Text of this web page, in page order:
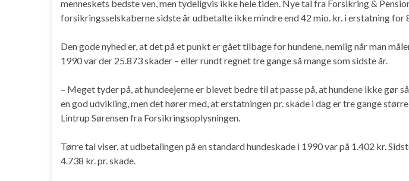
menneskets bedste ven, men tydeligvis ikke hele tiden. Nye tal fra Forsikring &
forsikringsselskaberne sidste år udbetalte ikke mindre end 42 mio. kr. i erstatning for
Den gode nyhed er, at det på et punkt er gået tilbage for hundene, nemlig når man
1990 var der 25.873 skader – eller rundt regnet tre gange så mange som sidste år.
– Meget tyder på, at hundeejerne er blevet bedre til at passe på, at hundene ikke gør
en god udvikling, men det hører med, at erstatningen pr. skade i dag er tre gange
Lintrup Sørensen fra Forsikringsoplysningen.
Tørre tal viser, at udbetalingen på en standard hundeskade i 1990 var på 1.402 kr.
4.738 kr. pr. skade.